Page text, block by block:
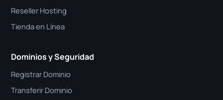
Reseller Hosting
Tienda en Línea
Dominios y Seguridad
Registrar Dominio
Transferir Dominio